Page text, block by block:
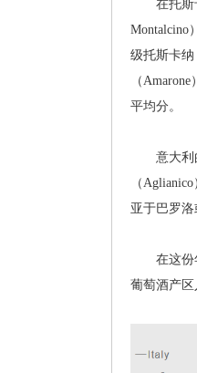
在托斯卡
Montalcino
级托斯卡纳
（
平均分。
意大利的
（
亚于巴罗洛
在这份年
葡萄酒产区